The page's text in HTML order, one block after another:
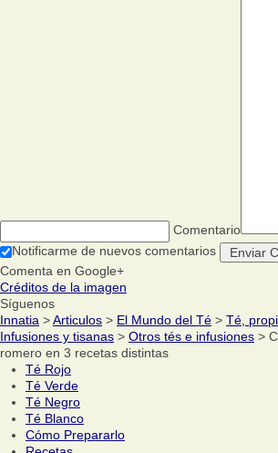
Comentario
Notificarme de nuevos comentarios
Comenta en Google+
Créditos de la imagen
Síguenos
Innatia >Articulos > El Mundo del Té > Té,
Infusiones y tisanas > Otros tés e infusiones >
romero en 3 recetas distintas
Té Rojo
Té Verde
Té Negro
Té Blanco
Cómo Prepararlo